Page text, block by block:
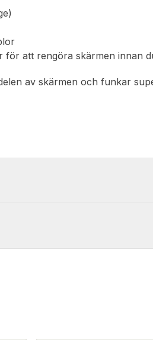
att rengöra skärmen innan
av skärmen och funkar